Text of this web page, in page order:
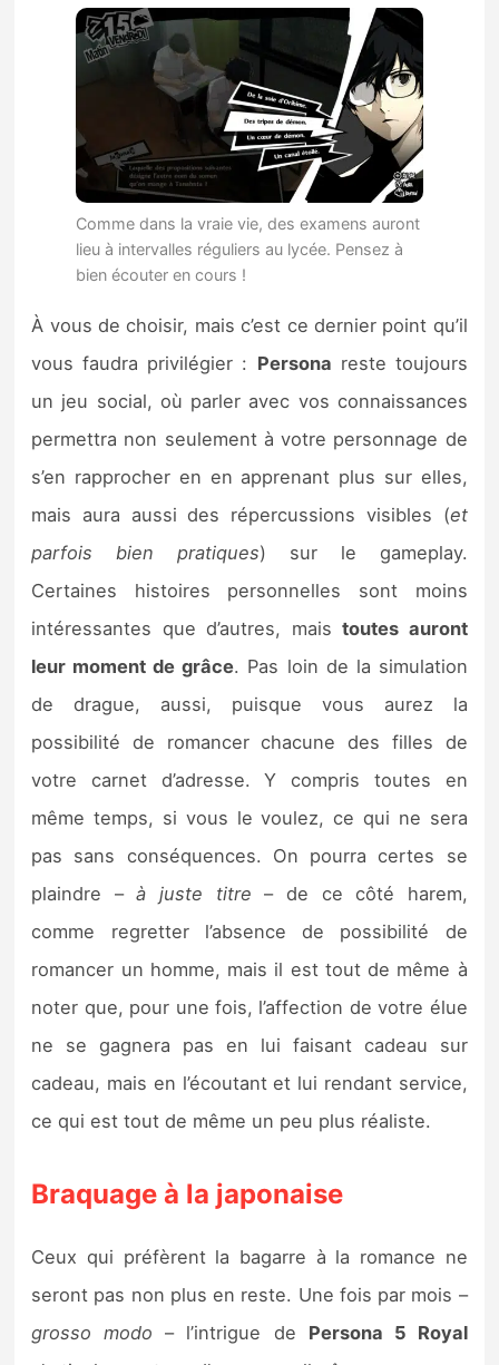
Comme dans la vraie vie, des examens auront
lieu à intervalles réguliers au lycée. Pensez à
bien écouter en cours !
À vous de choisir, mais c’est ce dernier point qu’il
vous faudra privilégier : Persona reste toujours
un jeu social, où parler avec vos connaissances
permettra non seulement à votre personnage de
s’en rapprocher en en apprenant plus sur elles,
mais aura aussi des répercussions visibles (et
parfois bien pratiques) sur le gameplay.
Certaines histoires personnelles sont moins
intéressantes que d’autres, maistoutes auront
leur moment de grâce. Pas loin de la simulation
de drague, aussi, puisque vous aurez la
possibilité de romancer chacune des filles de
votre carnet d’adresse. Y compris toutes en
même temps, si vous le voulez, ce qui ne sera
pas sans conséquences. On pourra certes se
plaindre –à juste titre – de ce côté harem,
comme regretter l’absence de possibilité de
romancer un homme, mais il est tout de même à
noter que, pour une fois, l’affection de votre élue
ne se gagnera pas en lui faisant cadeau sur
cadeau, mais en l’écoutant et lui rendant service,
ce qui est tout de même un peu plus réaliste.
Braquage à la japonaise
Ceux qui préfèrent la bagarre à la romance ne
seront pas non plus en reste. Une fois par mois –
grosso modo – l’intrigue de Persona 5 Royal